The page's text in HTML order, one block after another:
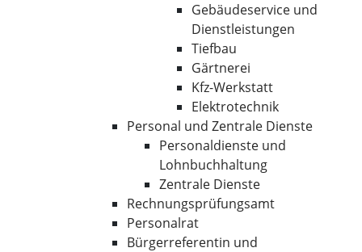
Gebäudeservice und
Dienstleistungen
Tiefbau
Gärtnerei
Kfz-Werkstatt
Elektrotechnik
Personal und Zentrale Dienste
Personaldienste und
Lohnbuchhaltung
Zentrale Dienste
Rechnungsprüfungsamt
Personalrat
Bürgerreferentin und